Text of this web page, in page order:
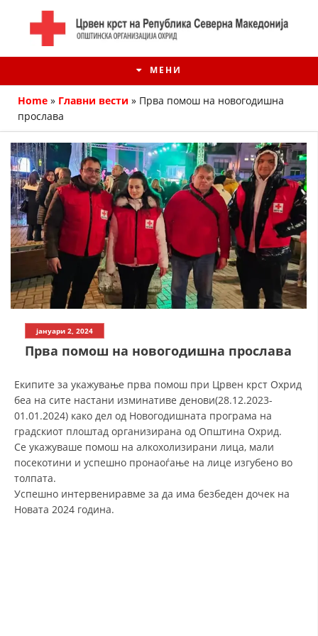
МЕНИ
ИСТОРИЈАТ НА ЦКРМ
ИСТОРИЈАТ НА ДВИЖЕЊЕТО
СТРУКТУРА НА ОРГАНИЗАЦИЈАТА
КОНТАКТ ИНФОРМАЦИИ
ЗАКОН ЗА ЦКРМ
СТАТУТ НА ЦКРМ
Home » Главни вести » Прва помош на новогодишна
прослава
јануари 2, 2024
Прва помош на новогодишна прослава
Екипите за укажување прва помош при Црвен крст Охрид
беа на сите настани изминативе денови(28.12.2023-
01.01.2024) како дел од Новогодишната програма на
градскиот плоштад организирана од Општина Охрид.
Се укажуваше помош на алкохолизирани лица, мали
посекотини и успешно пронаоѓање на лице изгубено во
толпата.
Успешно интервениравме за да има безбеден дочек на
Новата 2024 година.